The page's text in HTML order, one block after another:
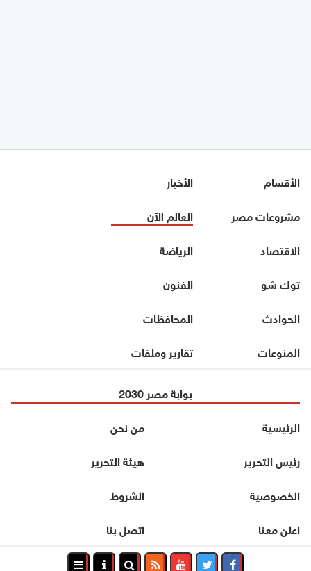
الأقسام
الأخبار
مشروعات مصر
العالم الآن
الاقتصاد
الرياضة
توك شو
الفنون
الحوادث
المحافظات
المنوعات
تقارير وملفات
بوابة مصر 2030
الرئيسية
من نحن
رئيس التحرير
هيئة التحرير
الخصوصية
الشروط
اعلن معنا
اتصل بنا